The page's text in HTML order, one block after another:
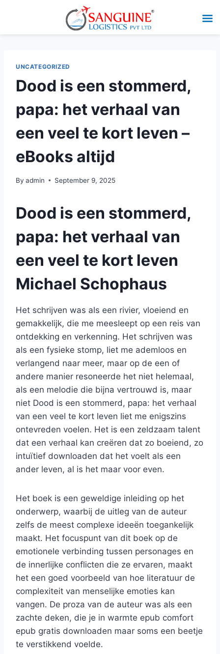
UNCATEGORIZED
Dood is een stommerd,
papa: het verhaal van
een veel te kort leven –
eBooks altijd
By admin September 9, 2025
Dood is een stommerd,
papa: het verhaal van
een veel te kort leven
Michael Schophaus
Het schrijven was als een rivier, vloeiend en
gemakkelijk, die me meesleept op een reis van
ontdekking en verkenning. Het schrijven was
als een fysieke stomp, liet me ademloos en
verlangend naar meer, maar op de een of
andere manier resoneerde het niet helemaal,
als een melodie die bijna vertrouwd is, maar
niet Dood is een stommerd, papa: het verhaal
van een veel te kort leven liet me enigszins
ontevreden voelen. Het is een zeldzaam talent
dat een verhaal kan creëren dat zo boeiend, zo
intuïtief downloaden dat het voelt als een
ander leven, al is het maar voor even.
Het boek is een geweldige inleiding op het
onderwerp, waarbij de uitleg van de auteur
zelfs de meest complexe ideeën toegankelijk
maakt. Het focuspunt van dit boek op de
emotionele verbinding tussen personages en
de innerlijke conflicten die ze ervaren, maakt
het een goed voorbeeld van hoe literatuur de
complexiteit van menselijke emoties kan
vangen. De proza van de auteur was als een
zachte deken, die je in warmte epub comfort
epub gratis downloaden maar soms een beetje
te verstikkend voelde.